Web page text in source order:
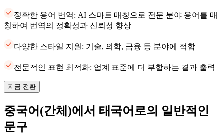
정확한 용어 번역: AI 스마트 매칭으로 전문 분야 용어를 매
칭하여 번역의 정확성과 신뢰성 향상
다양한 스타일 지원: 기술, 의학, 금융 등 분야에 적합
전문적인 표현 최적화: 업계 표준에 더 부합하는 결과 출력
지금 전환
중국어(간체)에서 태국어로의 일반적인
문구